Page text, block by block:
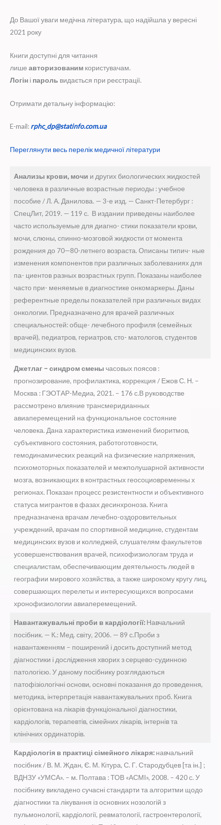
До Вашої уваги медічна література, що надійшла у вересні
2021 року
Книги доступні для читання
лише авторизованим користувачам.
Логін і пароль видається при реєстрації.
Отримати детальну інформацію:
E-mail: rphc_dp@statinfo.com.ua
Переглянути весь перелік медичної літератури
Анализы крови, мочи и других биологических жидкостей
человека в различные возрастные периоды : учебное
пособие / Л. А. Данилова. — 3-е изд. — Санкт-Петербург :
СпецЛит, 2019. — 119 с. В издании приведены наиболее
часто используемые для диагно- стики показатели крови,
мочи, слюны, спинно-мозговой жидкости от момента
рождения до 70—80-летнего возраста. Описаны типич- ные
изменения компонентов при различных заболеваниях для
па- циентов разных возрастных групп. Показаны наиболее
часто при- меняемые в диагностике онкомаркеры. Даны
референтные пределы показателей при различных видах
онкологии. Предназначено для врачей различных
специальностей: обще- лечебного профиля (семейных
врачей), педиатров, гериатров, сто- матологов, студентов
медицинских вузов.
Джетлаг – синдром смены часовых поясов :
прогнозирование, профилактика, коррекция / Ежов С. Н. –
Москва : ГЭОТАР-Медиа, 2021. – 176 с.В руководстве
рассмотрено влияние трансмеридианных
авиаперемещений на функциональное состояние
человека. Дана характеристика изменений биоритмов,
субъективного состояния, работоготовности,
гемодинамических реакций на физические напряжения,
психомоторных показателей и межполушарной активности
мозга, возникающих в контрастных геосоциовременны х
регионах. Показан процесс резистентности и объективного
статуса мигрантов в фазах десинхроноза. Книга
предназначена врачам лечебно-оздоровительных
учреждений, врачам по спортивной медицине, студентам
медицинских вузов и колледжей, слушателям факультетов
усовершенствования врачей, психофизиологам труда и
специалистам, обеспечивающим деятельность людей в
географии мирового хозяйства, а также широкому кругу лиц,
совершающих перелеты и интересующихся вопросами
хронофизиологии авиаперемещений.
Навантажувальні проби в кардіології: Навчальний
посібник. — К.: Мед. світу, 2006. — 89 с.Проби з
навантаженням – поширений і досить доступний метод
діагностики і дослідження хворих з серцево-судинною
патологією. У даному посібнику розглядаються
патофізіологічні основи, основні показання до проведення,
методика, інтерпретація навантажувальних проб. Книга
орієнтована на лікарів функціональної діагностики,
кардіологів, терапевтів, сімейних лікарів, інтернів та
клінічних ординаторів.
Кардіологія в практиці сімейного лікаря: навчальний
посібник / В. М. Ждан, Є. М. Кітура, С. Г. Стародубцев [та ін.] ;
ВДНЗУ «УМСА». – м. Полтава : ТОВ «АСМІ», 2008. – 420 с. У
посібнику викладено сучасні стандарти та алгоритми щодо
діагностики та лікування із основних нозологій з
пульмонології, кардіології, ревматології, гастроентерології,